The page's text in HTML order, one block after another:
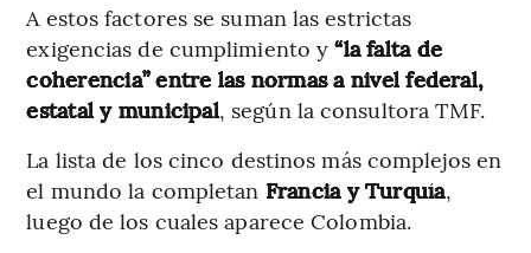
A estos factores se suman las estrictas
exigencias de cumplimiento y“la falta de
coherencia” entre las normas a nivel federal,
estatal y municipal, según la consultora TMF.
La lista de los cinco destinos más complejos en
el mundo la completan Francia y Turquía,
luego de los cuales aparece Colombia.